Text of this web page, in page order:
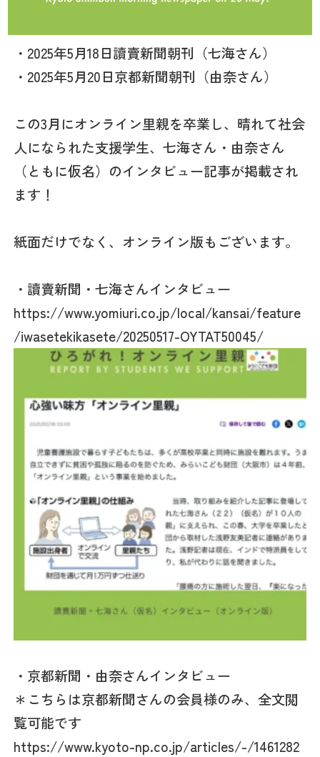
・2025年5月18日讀賣新聞朝刊（七海さん）
・2025年5月20日京都新聞朝刊（由奈さん）
この3月にオンライン里親を卒業し、晴れて社会
人になられた支援学生、七海さん・由奈さん
（ともに仮名）のインタビュー記事が掲載され
ます！
紙面だけでなく、オンライン版もございます。
・讀賣新聞・七海さんインタビュー
https://www.yomiuri.co.jp/local/kansai/feature
/iwasetekikasete/20250517-OYTAT50045/
・京都新聞・由奈さんインタビュー
＊こちらは京都新聞さんの会員様のみ、全文閲
覧可能です
https://www.kyoto-np.co.jp/articles/-/1461282